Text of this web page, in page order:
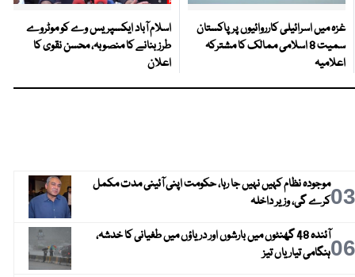
غزہ میں اسرائیلی کارروائیوں پر پاکستان
سمیت 8 اسلامی ممالک کا مشترکہ
اعلامیہ
اسلام آباد ایکسپریس وے کو موٹروے
طرز بنانے کا منصوبہ، محسن نقوی کا
اعلان
03موجودہ نظام کہیں نہیں جا رہا، حکومت اپنی آئینی مدت مکمل
کرے گی، وزیر داخلہ
06
آئندہ 48 گھنٹوں میں بارشوں اور دریاؤں میں طغیانی کا خدشہ،
ہنگامی تیاریاں تیز